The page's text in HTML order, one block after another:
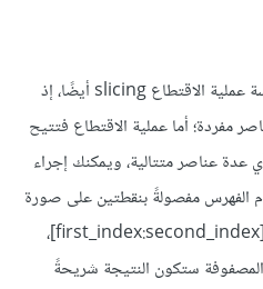
تدعم المصفوفات إضافةً إلى الفهرسة عملية الاقتطاع slicing أيضًا، إذ
مفردة؛ أما عملية الاقتطاع فتتيح
عناصر متتالية، ويمكنك إجراء
الفهرس مفصولةً بنقطتين على صورة
[الفهرس الأول: الفهرس الثاني] أو [first_index:second_index]،
ستكون النتيجة شريحةً